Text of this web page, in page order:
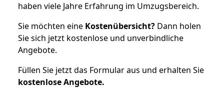
haben viele Jahre Erfahrung im Umzugsbereich.
Sie möchten eine Kostenübersicht? Dann holen
Sie sich jetzt kostenlose und unverbindliche
Angebote.
Füllen Sie jetzt das Formular aus und erhalten Sie
kostenloseAngebote.